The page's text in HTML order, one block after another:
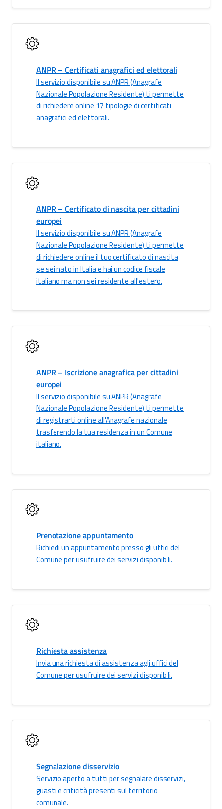
ANPR – Certificati anagrafici ed elettorali
Il servizio disponibile su ANPR (Anagrafe
Nazionale Popolazione Residente) ti permette
di richiedere online 17 tipologie di certificati
anagrafici ed elettorali.
ANPR – Certificato di nascita per cittadini
europei
Il servizio disponibile su ANPR (Anagrafe
Nazionale Popolazione Residente) ti permette
di richiedere online il tuo certificato di nascita
se sei nato in Italia e hai un codice fiscale
italiano ma non sei residente all'estero.
ANPR – Iscrizione anagrafica per cittadini
europei
Il servizio disponibile su ANPR (Anagrafe
Nazionale Popolazione Residente) ti permette
di registrarti online all'Anagrafe nazionale
trasferendo la tua residenza in un Comune
italiano.
Prenotazione appuntamento
Richiedi un appuntamento presso gli uffici del
Comune per usufruire dei servizi disponibili.
Richiesta assistenza
Invia una richiesta di assistenza agli uffici del
Comune per usufruire dei servizi disponibili.
Segnalazione disservizio
Servizio aperto a tutti per segnalare disservizi,
guasti e criticità presenti sul territorio
comunale.